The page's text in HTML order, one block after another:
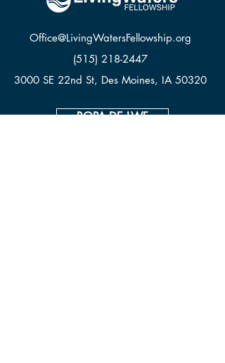
Office@LivingWatersFellowship.org
(515) 218-2447
3000 SE 22nd St, Des Moines, IA 50320
ROPA DE LWF